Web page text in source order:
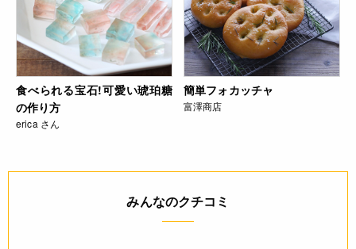
食べられる宝石!可愛い琥珀糖
の作り方
erica さん
簡単フォカッチャ
富澤商店
みんなのクチコミ